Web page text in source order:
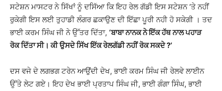
ਸਟੇਸ਼ਨ ਮਾਸਟਰ ਨੇ ਸਿੱਖਾਂ ਨੂੰ ਦਸਿੱਆ ਕਿ ਇਹ ਰੇਲ ਗੱਡੀ ਇਸ ਸਟੇਸ਼ਨ ‘ਤੇ ਨਹੀਂ
ਰੁਕੇਗੀ ਇਸ ਲਈ ਤੁਹਾਡੀ ਲੰਗਰ ਛਕਾਉਣ ਦੀ ਇੱਛਾ ਪੂਰੀ ਨਹੀ ਹੋ ਸਕੇਗੀ । ਤਦ
ਭਾਈ ਕਰਮ ਸਿੰਘ ਜੀ ਨੇ ਉੱਤਰ ਦਿੱਤਾ, ‘ਬਾਬਾ ਨਾਨਕ ਨੇ ਇੱਕ ਹੱਥ ਨਾਲ ਪਹਾੜ
ਰੋਕ ਦਿੱਤਾ ਸੀ। ਕੀ ਉਸਦੇ ਸਿੱਖ ਇੱਕ ਰੇਲਗੱਡੀ ਨਹੀਂ ਰੋਕ ਸਕਦੇ ?’
ਦਸ ਵਜੇ ਦੇ ਲਗਭਗ ਟਰੇਨ ਆਉਂਦੀ ਦੇਖ, ਭਾਈ ਕਰਮ ਸਿੰਘ ਜੀ ਰੇਲਵੇ ਲਾਈਨ
ਉੱਤੇ ਲੇਟ ਗਏ। ਇਹ ਦੇਖ ਭਾਈ ਪ੍ਰਤਾਪ ਸਿੰਘ ਜੀ, ਭਾਈ ਗੰਗਾ ਸਿੰਘ, ਭਾਈ